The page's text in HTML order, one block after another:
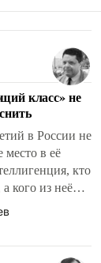
класс» не
в России не
место в её
кто
кого из неё
оного. И чем